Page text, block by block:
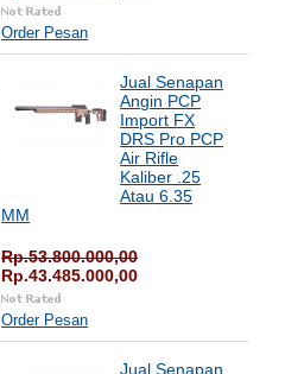
Order Pesan
Jual Senapan
Angin PCP
Import FX
DRS Pro PCP
Air Rifle
Kaliber .25
Atau 6.35
MM
Rp.53.800.000,00
Rp.43.485.000,00
Order Pesan
Jual Senapan